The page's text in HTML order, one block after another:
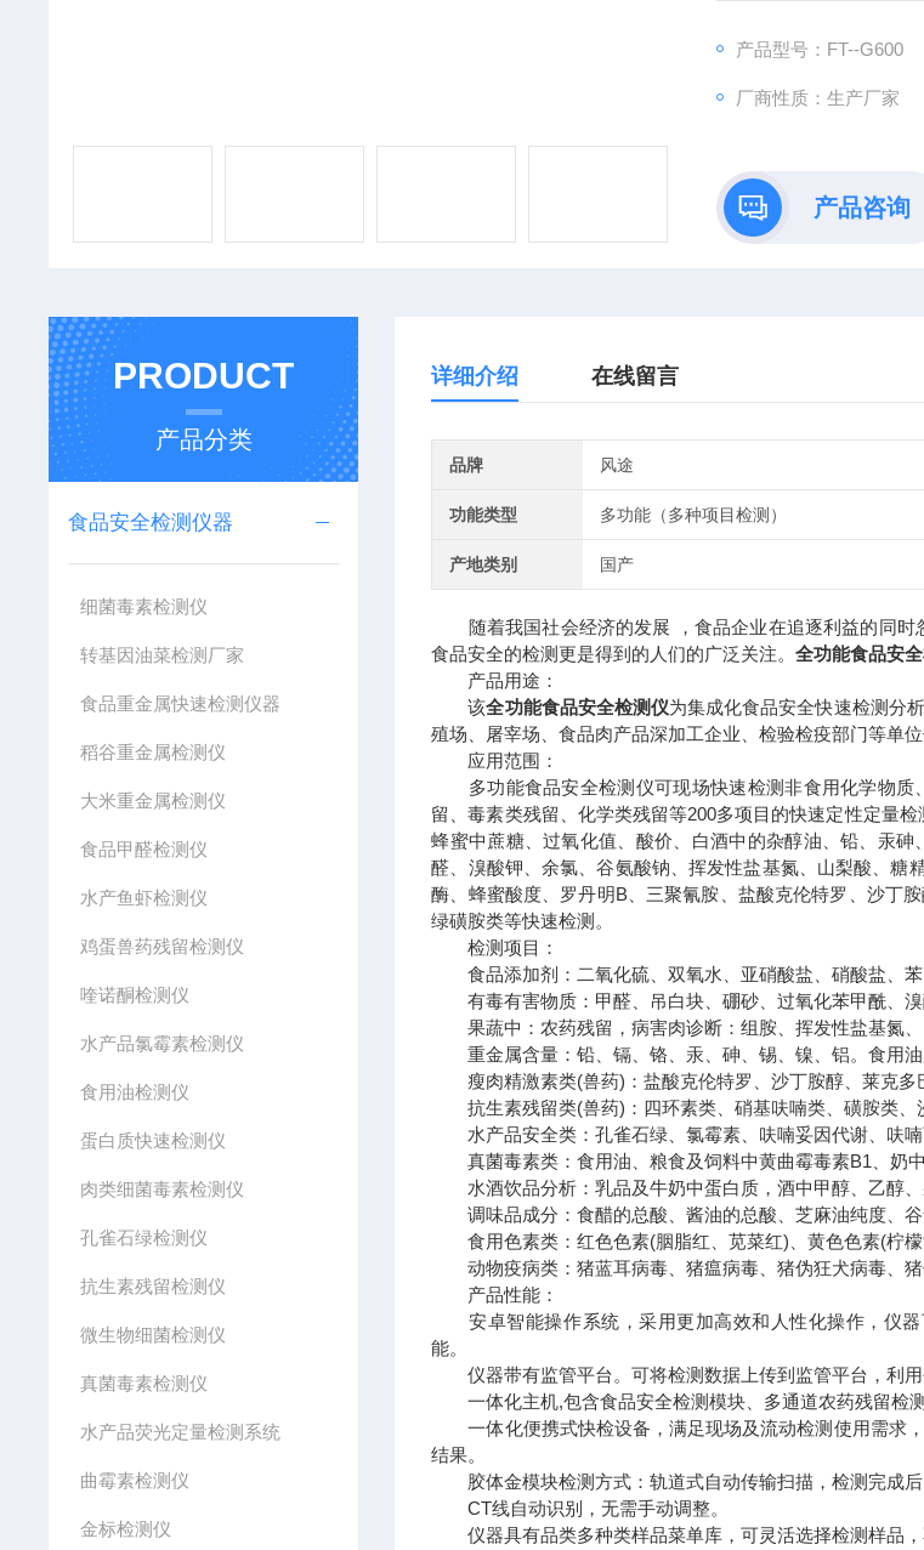
产品型号：FT--G600
厂商性质：生产厂家
产品咨询
PRODUCT
产品分类
食品安全检测仪器
细菌毒素检测仪
转基因油菜检测厂家
食品重金属快速检测仪器
稻谷重金属检测仪
大米重金属检测仪
食品甲醛检测仪
水产鱼虾检测仪
鸡蛋兽药残留检测仪
喹诺酮检测仪
水产品氯霉素检测仪
食用油检测仪
蛋白质快速检测仪
肉类细菌毒素检测仪
孔雀石绿检测仪
抗生素残留检测仪
微生物细菌检测仪
真菌毒素检测仪
水产品荧光定量检测系统
曲霉素检测仪
金标检测仪
详细介绍 在线留言
品牌 风途
功能类型 多功能（多种项目检测）
产地类别 国产
随着我国社会经济的发展 ，食品企业在追逐利益的同时
食品安全的检测更是得到的人们的广泛关注。全功能食品安
产品用途：
该全功能食品安全检测仪为集成化食品安全快速检测分
殖场、屠宰场、食品肉产品深加工企业、检验检疫部门等单位
应用范围：
多功能食品安全检测仪可现场快速检测非食用化学物质
留、毒素类残留、化学类残留等200多项目的快速定性定量
蜂蜜中蔗糖、过氧化值、酸价、白酒中的杂醇油、铅、汞
醛、溴酸钾、余氯、谷氨酸钠、挥发性盐基氮、山梨酸、糖
酶、蜂蜜酸度、罗丹明B、三聚氰胺、盐酸克伦特罗、沙丁
绿磺胺类等快速检测。
检测项目：
食品添加剂：二氧化硫、双氧水、亚硝酸盐、硝酸盐、苯
有毒有害物质：甲醛、吊白块、硼砂、过氧化苯甲酰、溴
果蔬中：农药残留，病害肉诊断：组胺、挥发性盐基氮、
重金属含量：铅、镉、铬、汞、砷、锡、镍、铝。食用油
瘦肉精激素类(兽药)：盐酸克伦特罗、沙丁胺醇、莱克多
抗生素残留类(兽药)：四环素类、硝基呋喃类、磺胺类、
水产品安全类：孔雀石绿、氯霉素、呋喃妥因代谢、呋喃
真菌毒素类：食用油、粮食及饲料中黄曲霉毒素B1、奶
水酒饮品分析：乳品及牛奶中蛋白质，酒中甲醇、乙醇、
调味品成分：食醋的总酸、酱油的总酸、芝麻油纯度、谷
食用色素类：红色色素(胭脂红、苋菜红)、黄色色素(柠檬
动物疫病类：猪蓝耳病毒、猪瘟病毒、猪伪狂犬病毒、猪
产品性能：
安卓智能操作系统，采用更加高效和人性化操作，仪器
能。
仪器带有监管平台。可将检测数据上传到监管平台，利用
一体化主机,包含食品安全检测模块、多通道农药残留检测
一体化便携式快检设备，满足现场及流动检测使用需求
结果。
胶体金模块检测方式：轨道式自动传输扫描，检测完成后
CT线自动识别，无需手动调整。
仪器具有品类多种类样品菜单库，可灵活选择检测样品，